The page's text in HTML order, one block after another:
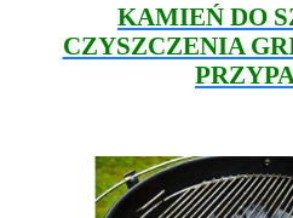
KAMIEŃ DO
CZYSZCZENIA